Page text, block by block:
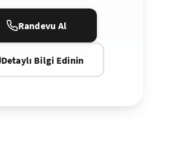
Randevu Al
Detaylı Bilgi Edinin